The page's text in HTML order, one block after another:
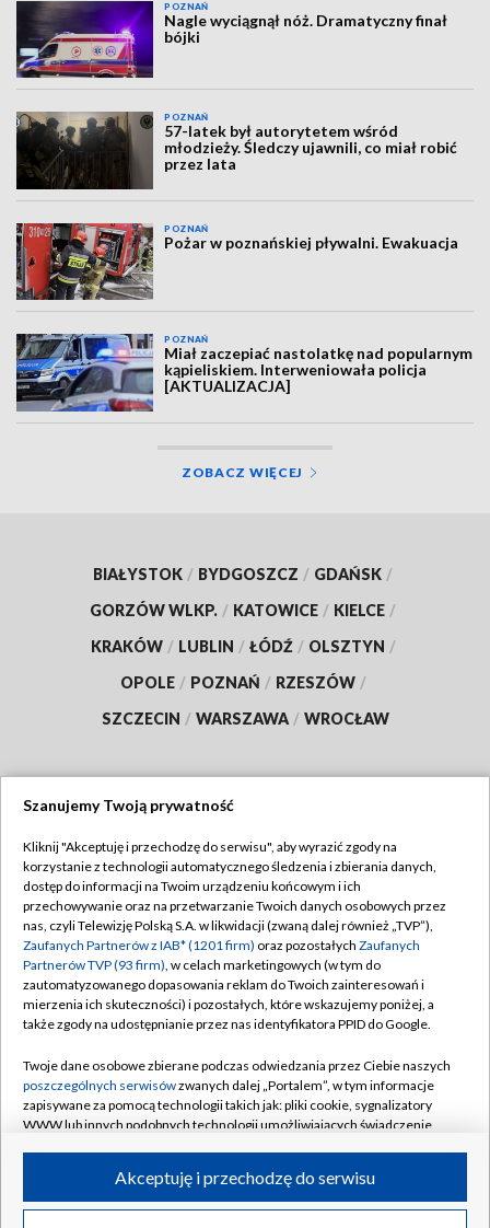
POZNAŃ
Nagle wyciągnął nóż. Dramatyczny finał
bójki
POZNAŃ
57-latek był autorytetem wśród
młodzieży. Śledczy ujawnili, co miał robić
przez lata
POZNAŃ
Pożar w poznańskiej pływalni. Ewakuacja
POZNAŃ
Miał zaczepiać nastolatkę nad popularnym
kąpieliskiem. Interweniowała policja
[AKTUALIZACJA]
ZOBACZ WIĘCEJ
BIAŁYSTOK / BYDGOSZCZ / GDAŃSK /
GORZÓW WLKP. / KATOWICE / KIELCE /
KRAKÓW / LUBLIN / ŁÓDŹ / OLSZTYN /
OPOLE / POZNAŃ / RZESZÓW /
SZCZECIN / WARSZAWA / WROCŁAW
TVP
Abonament TVP
Emisja w TVP
Centrum informacji TVP
Naziemna Telewizja Cyfrowa
Rada Programowa
System NOS
Informacje o nadawcy
Program dla prasy
Regulamin TVP
Polityka prywatności
Moje zgody
Pomoc
Kontakt
Kanały
©2026 Telewizja Polska S.A. w likwidacji
Szanujemy Twoją prywatność
Kliknij "Akceptuję i przechodzę do serwisu", aby wyrazić zgody na
korzystanie z technologii automatycznego śledzenia i zbierania danych,
dostęp do informacji na Twoim urządzeniu końcowym i ich
przechowywanie oraz na przetwarzanie Twoich danych osobowych przez
nas, czyli Telewizję Polską S.A. w likwidacji (zwaną dalej również „TVP”),
Zaufanych Partnerów z IAB* (1201 firm) oraz pozostałych Zaufanych
Partnerów TVP (93 firm), w celach marketingowych (w tym do
zautomatyzowanego dopasowania reklam do Twoich zainteresowań i
mierzenia ich skuteczności) i pozostałych, które wskazujemy poniżej, a
także zgody na udostępnianie przez nas identyfikatora PPID do Google.
Twoje dane osobowe zbierane podczas odwiedzania przez Ciebie naszych
poszczególnych serwisówzwanych dalej „Portalem”, w tym informacje
zapisywane za pomocą technologii takich jak: pliki cookie, sygnalizatory
WWW lub innych podobnych technologii umożliwiających świadczenie
ruchu w Internecie.Akceptuję i przechodzę do serwisu